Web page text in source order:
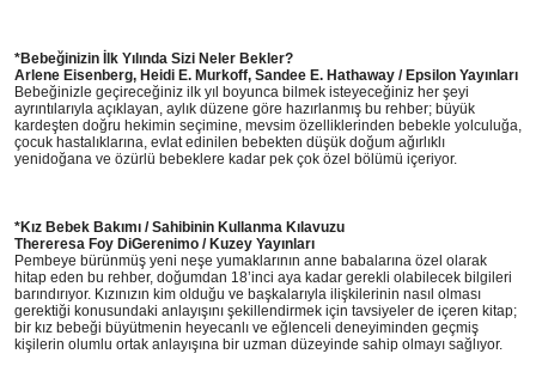
*Bebeğinizin İlk Yılında Sizi Neler Bekler?
Arlene Eisenberg, Heidi E. Murkoff, Sandee E. Hathaway / Epsilon Yayınları
Bebeğinizle geçireceğiniz ilk yıl boyunca bilmek isteyeceğiniz her şeyi
ayrıntılarıyla açıklayan, aylık düzene göre hazırlanmış bu rehber; büyük
kardeşten doğru hekimin seçimine, mevsim özelliklerinden bebekle yolculuğa,
çocuk hastalıklarına, evlat edinilen bebekten düşük doğum ağırlıklı
yenidoğana ve özürlü bebeklere kadar pek çok özel bölümü içeriyor.
*Kız Bebek Bakımı / Sahibinin Kullanma Kılavuzu
Thereresa Foy DiGerenimo / Kuzey Yayınları
Pembeye bürünmüş yeni neşe yumaklarının anne babalarına özel olarak
hitap eden bu rehber, doğumdan 18’inci aya kadar gerekli olabilecek bilgileri
barındırıyor. Kızınızın kim olduğu ve başkalarıyla ilişkilerinin nasıl olması
gerektiği konusundaki anlayışını şekillendirmek için tavsiyeler de içeren kitap;
bir kız bebeği büyütmenin heyecanlı ve eğlenceli deneyiminden geçmiş
kişilerin olumlu ortak anlayışına bir uzman düzeyinde sahip olmayı sağlıyor.